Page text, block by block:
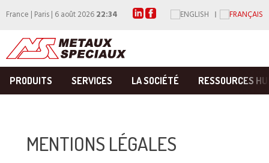
France | Paris | 6 août 202622:34
PRODUITS SERVICES LA SOCIÉTÉ RESSOURCES
MENTIONS LÉGALES